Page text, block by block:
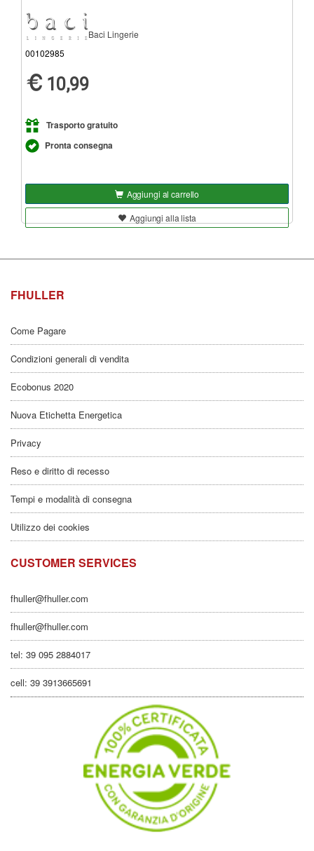
Baci Lingerie
00102985
10,99
Trasporto gratuito
Pronta consegna
Aggiungi al carrello
Aggiungi alla lista
FHULLER
Come Pagare
Condizioni generali di vendita
Ecobonus 2020
Nuova Etichetta Energetica
Privacy
Reso e diritto di recesso
Tempi e modalità di consegna
Utilizzo dei cookies
CUSTOMER SERVICES
fhuller@fhuller.com
fhuller@fhuller.com
tel: 39 095 2884017
cell: 39 3913665691